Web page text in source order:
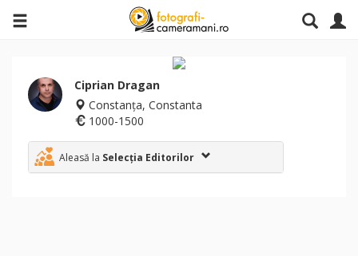
Ciprian Dragan
Constanța, Constanta
1000-1500
Aleasă la Selecția Editorilor